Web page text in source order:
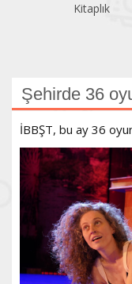
Bir vapur, üç
Şehirde 36
​İBBŞT, bu ay 36